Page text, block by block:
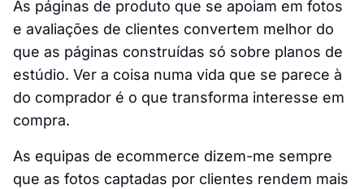
As páginas de produto que se apoiam em fotos
e avaliações de clientes convertem melhor do
que as páginas construídas só sobre planos de
estúdio. Ver a coisa numa vida que se parece à
do comprador é o que transforma interesse em
compra.
As equipas de ecommerce dizem-me sempre
que as fotos captadas por clientes rendem mais